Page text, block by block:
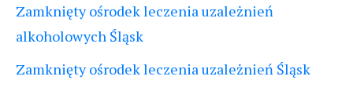
Zamknięty ośrodek leczenia uzależnień
alkoholowych Śląsk
Zamknięty ośrodek leczenia uzależnień Śląsk